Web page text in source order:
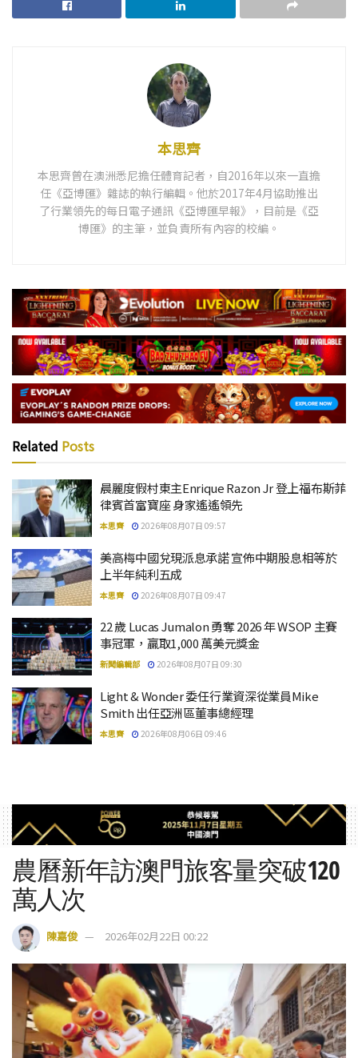
本思齊
本思齊曾在澳洲悉尼擔任體育記者，自2016年以來一直擔
任《亞博匯》雜誌的執行編輯。他於2017年4月協助推出
了行業領先的每日電子通訊《亞博匯早報》，目前是《亞
博匯》的主筆，並負責所有內容的校編。
Related Posts
晨麗度假村東主Enrique Razon Jr 登上福布斯菲
律賓首富寶座 身家遙遙領先
本思齊 2026年08月07日 09:57
美高梅中國兌現派息承諾 宣佈中期股息相等於
上半年純利五成
本思齊 2026年08月07日 09:47
22 歲 Lucas Jumalon 勇奪 2026 年 WSOP 主賽
事冠軍，贏取1,000 萬美元獎金
新聞編輯部 2026年08月07日 09:30
Light & Wonder 委任行業資深從業員Mike
Smith 出任亞洲區董事總經理
本思齊 2026年08月06日 09:46
農曆新年訪澳門旅客量突破120
萬人次
陳嘉俊 2026年02月22日 00:22